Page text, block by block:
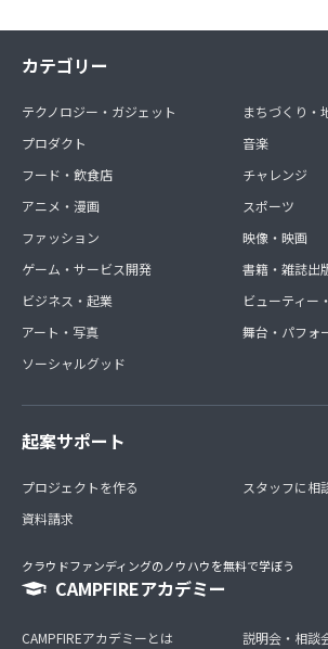
カテゴリー
テクノロジー・ガジェット
プロダクト
フード・飲食店
アニメ・漫画
ファッション
ゲーム・サービス開発
ビジネス・起業
アート・写真
ソーシャルグッド
まちづくり・
音楽
チャレンジ
スポーツ
映像・映画
書籍・雑誌出
ビューティー
舞台・パフォ
起案サポート
プロジェクトを作る
資料請求
スタッフに相
クラウドファンディングのノウハウを無料で学ぼう
CAMPFIREアカデミー
CAMPFIREアカデミーとは
説明会・相談